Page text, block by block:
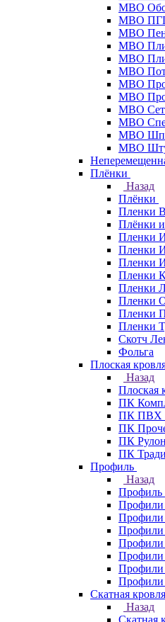
МВО
МВО
МВО
МВО
МВО
МВО
МВО
МВО
МВО
МВО
МВО
МВО
Плёнки
Назад
Плёнки
Пленки
Плёнки
Пленки
Пленки
Пленки
Пленки
Пленки
Пленки
Пленки
Пленки
Скотч
Фольга
Плоская
Назад
Плоская
ПК
ПК ПВХ
ПК
ПК
ПК
Профиль
Назад
Профиль
Профили
Профили
Скатная
Назад
Скатная